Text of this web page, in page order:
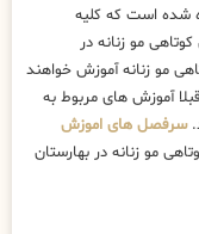
شده است که کلیه
مو زنانه در
مو زنانه آموزش خواهند
آموزش های مربوط به
سرفصل های اموزش
مو زنانه در بهارستان